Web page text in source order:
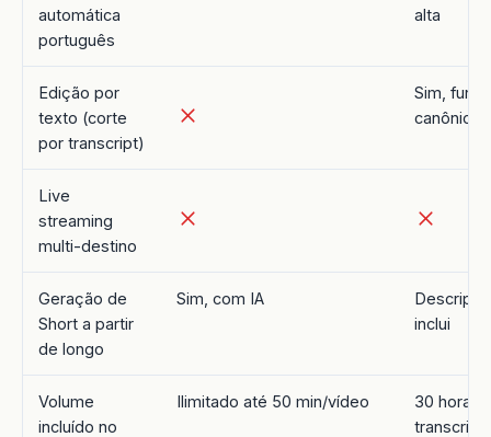
automática
português
alta
Edição por
texto (corte
por transcript)
Sim,
canônica
Live
streaming
multi-destino
Geração de
Short a partir
de longo
Sim, com IA
Descript
inclui
Volume
incluído no
Ilimitado até 50 min/vídeo
30 horas